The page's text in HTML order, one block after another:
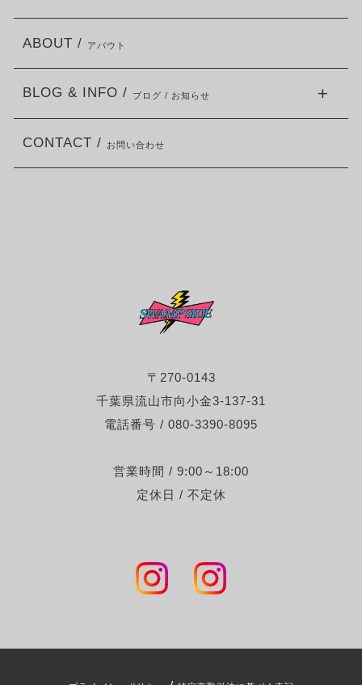
〒270-0143
千葉県流山市向小金3-137-31
電話番号 / 080-3390-8095
営業時間 / 9:00～18:00
定休日 / 不定休
ABOUT / アバウト
BLOG & INFO / ブログ / お知らせ
CONTACT / お問い合わせ